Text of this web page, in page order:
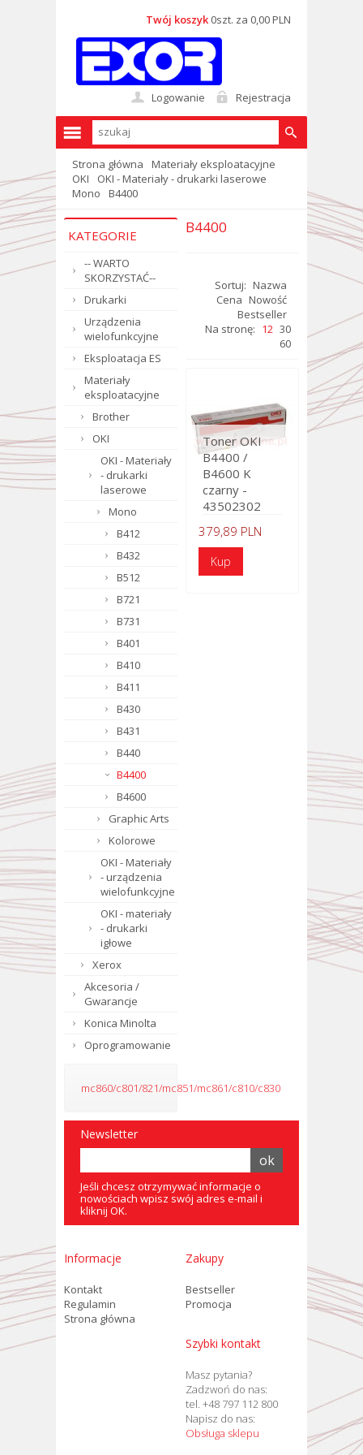
Logowanie Rejestracja
Twój koszyk 0szt. za 0,00 PLN
Strona główna
Materiały eksploatacyjne
OKI
OKI - Materiały - drukarki laserowe
Mono
B4400
KATEGORIE
-- WARTO
SKORZYSTAĆ--
Drukarki
Urządzenia
wielofunkcyjne
Eksploatacja ES
Materiały
eksploatacyjne
Brother
OKI
OKI - Materiały
- drukarki
laserowe
Mono
B412
B432
B512
B721
B731
B401
B410
B411
B430
B431
B440
B4400
B4600
Graphic Arts
Kolorowe
OKI - Materiały
- urządzenia
wielofunkcyjne
OKI - materiały
- drukarki
igłowe
Xerox
Akcesoria /
Gwarancje
Konica Minolta
Oprogramowanie
mc860/c801/821/mc851/mc861/c810/c830
B4400
Sortuj: Nazwa
Cena Nowość
Bestseller
Na stronę: 12 30
60
Toner OKI
B4400 /
B4600 K
czarny -
43502302
379,89 PLN
Newsletter
Jeśli chcesz otrzymywać informacje o
nowościach wpisz swój adres e-mail i
kliknij OK.
Informacje
Kontakt
Regulamin
Strona główna
Zakupy
Bestseller
Promocja
Szybki kontakt
Masz pytania?
Zadzwoń do nas:
tel. +48 797 112 800
Napisz do nas:
Obsługa sklepu